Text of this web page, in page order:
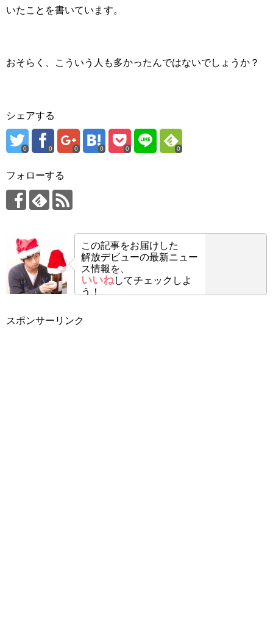
いたことを書いています。
おそらく、こういう人も多かったんではないでしょうか？
シェアする
0 0 0 0 0 0
フォローする
この記事をお届けした
解放デビューの最新ニュー
ス情報を、
いいねしてチェックしよ
う！
スポンサーリンク